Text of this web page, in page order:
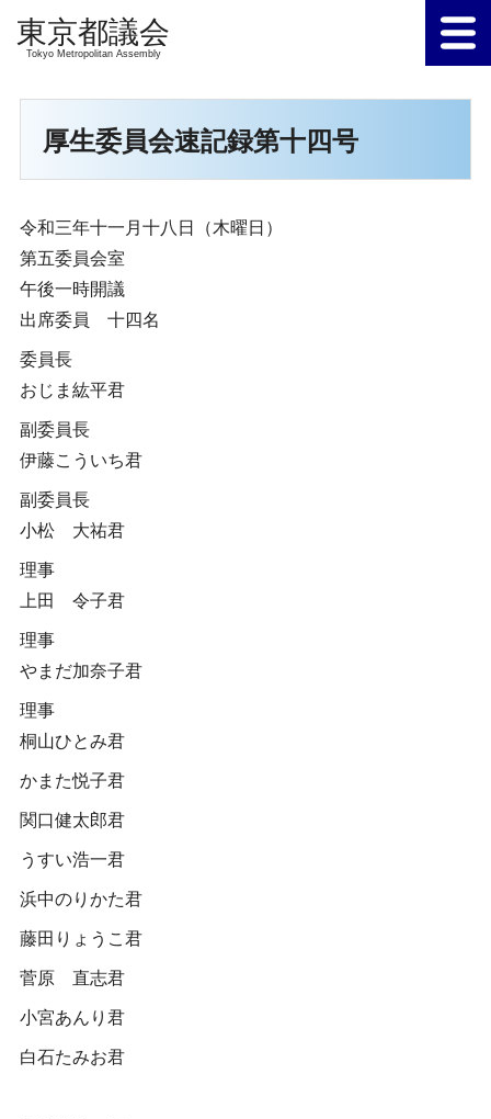
Tokyo Metropolitan Assembly
厚生委員会速記録第十四号
令和三年十一月十八日（木曜日）
第五委員会室
午後一時開議
出席委員 十四名
委員長
おじま紘平君
副委員長
伊藤こういち君
副委員長
小松 大祐君
理事
上田 令子君
理事
やまだ加奈子君
理事
桐山ひとみ君
かまた悦子君
関口健太郎君
うすい浩一君
浜中のりかた君
藤田りょうこ君
菅原 直志君
小宮あんり君
白石たみお君